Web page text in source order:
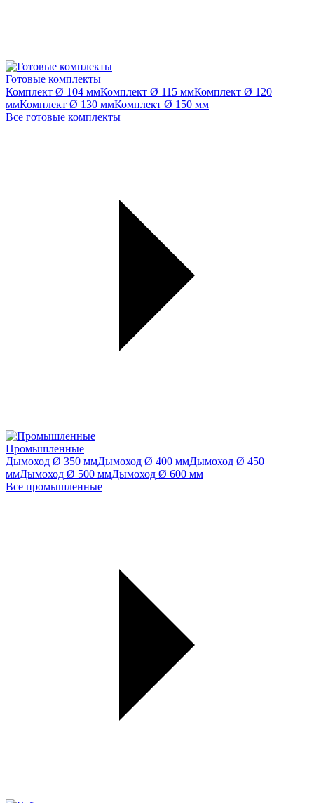
Готовые комплекты
Комплект Ø 104 ммКомплект Ø 115 ммКомплект Ø 120
ммКомплект Ø 130 ммКомплект Ø 150 мм
Все готовые комплекты
Промышленные
Дымоход Ø 350 ммДымоход Ø 400 ммДымоход Ø 450
ммДымоход Ø 500 ммДымоход Ø 600 мм
Все промышленные